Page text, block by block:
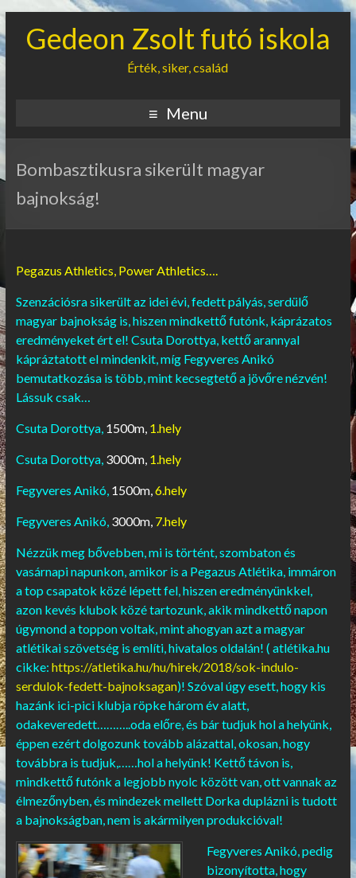
Gedeon Zsolt futó iskola
Érték, siker, család
Menu
Bombasztikusra sikerült magyar
bajnokság!
Pegazus Athletics, Power Athletics….
Szenzációsra sikerült az idei évi, fedett pályás, serdülő
magyar bajnokság is, hiszen mindkettő futónk, káprázatos
eredményeket ért el! Csuta Dorottya, kettő arannyal
kápráztatott el mindenkit, míg Fegyveres Anikó
bemutatkozása is több, mint kecsegtető a jövőre nézvén!
Lássuk csak…
Csuta Dorottya, 1500m, 1.hely
Csuta Dorottya, 3000m, 1.hely
Fegyveres Anikó, 1500m,6.hely
Fegyveres Anikó, 3000m, 7.hely
Nézzük meg bővebben, mi is történt, szombaton és
vasárnapi napunkon, amikor is a Pegazus Atlétika, immáron
a top csapatok közé lépett fel, hiszen eredményünkkel,
azon kevés klubok közé tartozunk, akik mindkettő napon
úgymond a toppon voltak, mint ahogyan azt a magyar
atlétikai szövetség is említi, hivatalos oldalán! ( atlétika.hu
cikke: https://atletika.hu/hu/hirek/2018/sok-indulo-
serdulok-fedett-bajnoksagan)! Szóval úgy esett, hogy kis
hazánk ici-pici klubja röpke három év alatt,
odakeveredett………..oda előre, és bár tudjuk hol a helyünk,
éppen ezért dolgozunk tovább alázattal, okosan, hogy
továbbra is tudjuk,……hol a helyünk! Kettő távon is,
mindkettő futónk a legjobb nyolc között van, ott vannak az
élmezőnyben, és mindezek mellett Dorka duplázni is tudott
a bajnokságban, nem is akármilyen produkcióval!
Fegyveres Anikó, pedig
bizonyította, hogy